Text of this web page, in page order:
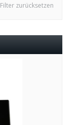
Filter zurücksetzen